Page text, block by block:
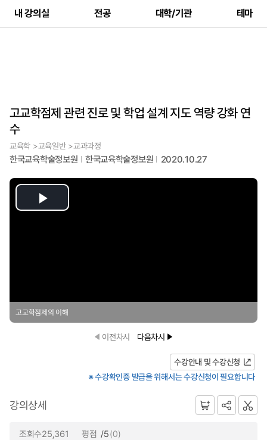
내 강의실 전공 대학/기관 테마
고교학점제 관련 진로 및 학업 설계 지도 역량 강화 연
수
교육학 >교육일반 >교과과정
한국교육학술정보원 한국교육학술정보원 2020.10.27
Play
고교학점제의 이해
이전차시 다음차시
수강안내 및 수강신청
※ 수강확인증 발급을 위해서는 수강신청이 필요합니다
강의상세
조회수25,361 평점 /5(0)